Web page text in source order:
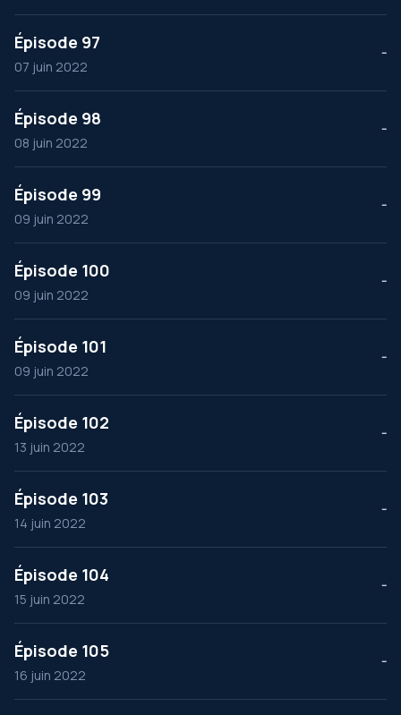
Épisode 97
07 juin 2022
--
Épisode 98
08 juin 2022
--
Épisode 99
09 juin 2022
--
Épisode 100
09 juin 2022
--
Épisode 101
09 juin 2022
--
Épisode 102
13 juin 2022
--
Épisode 103
14 juin 2022
--
Épisode 104
15 juin 2022
--
Épisode 105
16 juin 2022
--